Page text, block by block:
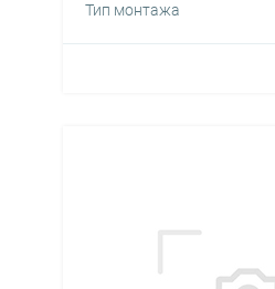
Тип монтажа